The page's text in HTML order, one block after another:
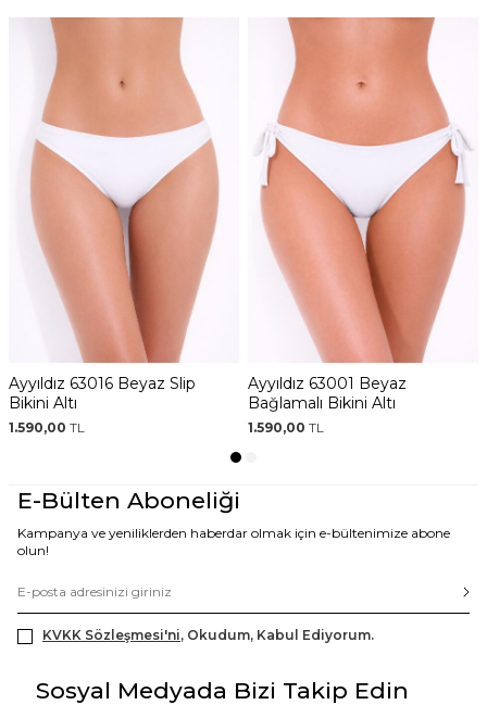
Ayyıldız 63016 Beyaz Slip
Bikini Altı
1.590,00 TL
Ayyıldız 63001 Beyaz
Bağlamalı Bikini Altı
1.590,00 TL
E-Bülten Aboneliği
Kampanya ve yeniliklerden haberdar olmak için e-bültenimize abone
olun!
KVKK Sözleşmesi'ni, Okudum, Kabul Ediyorum.
Sosyal Medyada Bizi Takip Edin